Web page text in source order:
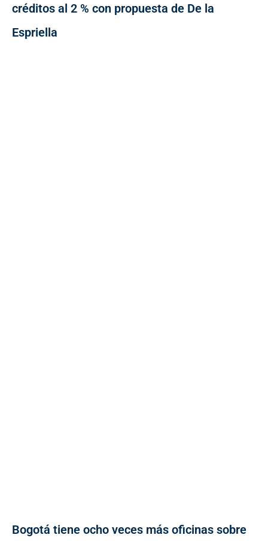
créditos al 2 % con propuesta de De la
Espriella
Bogotá tiene ocho veces más oficinas sobre